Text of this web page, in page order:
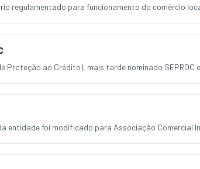
regulamentado para funcionamento do comércio
Proteção ao Crédito), mais tarde nominado SEPROC
entidade foi modificado para Associação Comercial